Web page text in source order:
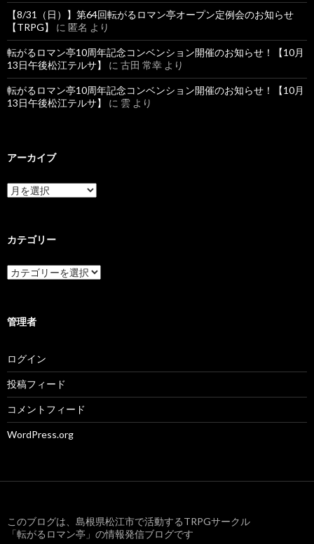
【8/31（日）】第64回転がるロマン亭オープン定例会のお知らせ
【TRPG】
に 匿名 より
転がるロマン亭10周年記念コンベンション開催のお知らせ！【10月
13日午後松江テルサ】
に 古田 常幸 より
転がるロマン亭10周年記念コンベンション開催のお知らせ！【10月
13日午後松江テルサ】
に 雲 より
アーカイブ
ア
ー
ブ
カテゴリー
カ
テ
ー
管理者
ログイン
投稿フィード
コメントフィード
WordPress.org
このブログは、島根県松江市で活動するTRPGサークル
「転がるロマン亭」の情報発信ブログです